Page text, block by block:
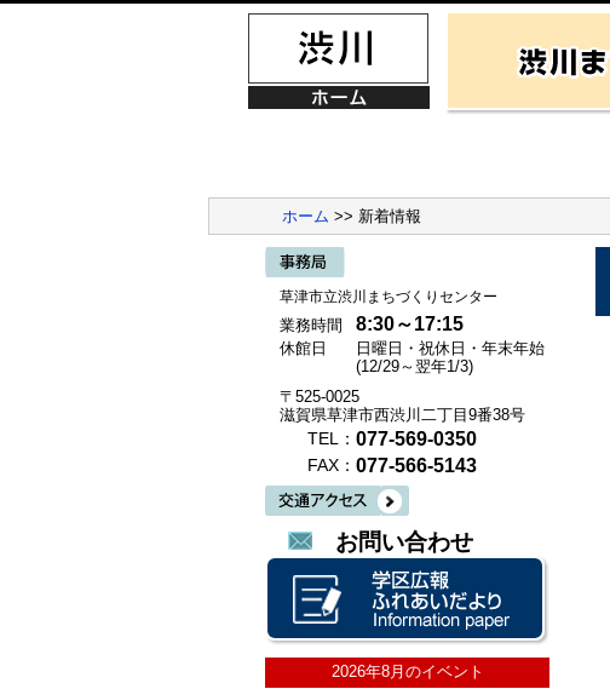
ホーム >> 新着情報
草津市立渋川まちづくりセンター
業務時間 8:30～17:15
休館日
日曜日・祝休日・年末年始
(12/29～翌年1/3)
〒525-0025
滋賀県草津市西渋川二丁目9番38号
TEL： 077-569-0350
FAX： 077-566-5143
お問い合わせ
2026年8月のイベント